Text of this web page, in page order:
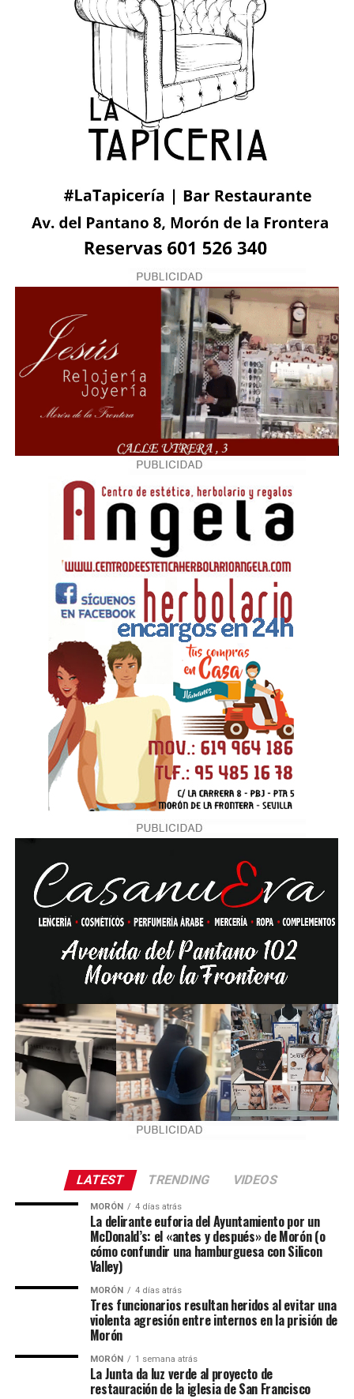
LATEST TRENDING VIDEOS
MORÓN 4 días atrás
La delirante euforia del Ayuntamiento por un
McDonald’s: el «antes y después» de Morón (o
cómo confundir una hamburguesa con Silicon
Valley)
MORÓN 4 días atrás
Tres funcionarios resultan heridos al evitar una
violenta agresión entre internos en la prisión de
Morón
MORÓN 1 semana atrás
La Junta da luz verde al proyecto de
restauración de la iglesia de San Francisco